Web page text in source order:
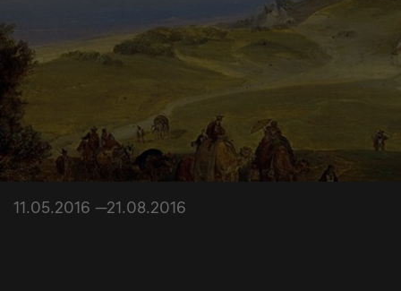
11.05.2016 —21.08.2016